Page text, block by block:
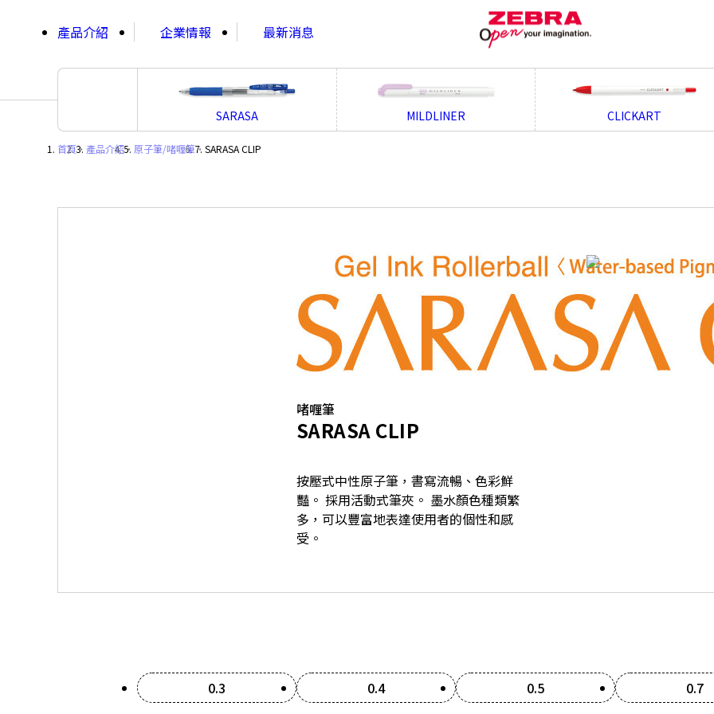
產品介紹
企業情報 最新消息
SARASA MILDLINER CLICKART
首頁・ 產品介紹・ 原子筆/啫喱筆・ SARASA CLIP
啫喱筆
SARASA CLIP
按壓式中性原子筆，書寫流暢、色彩鮮
豔。 採用活動式筆夾。 墨水顏色種類繁
多，可以豐富地表達使用者的個性和感
受。
0.3 0.4 0.5 0.7